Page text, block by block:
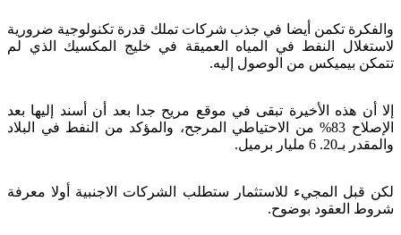
والفكرة تكمن أيضا في جذب شركات تملك قدرة تكنولوجية ضرورية
لاستغلال النفط في المياه العميقة في خليج المكسيك الذي لم
تتمكن بيميكس من الوصول إليه.
إلا أن هذه الأخيرة تبقى في موقع مريح جدا بعد أن أسند إليها بعد
الإصلاح 83% من الاحتياطي المرجح، والمؤكد من النفط في البلاد
والمقدر بـ20. 6 مليار برميل.
لكن قبل المجيء للاستثمار ستطلب الشركات الاجنبية أولا معرفة
شروط العقود بوضوح.